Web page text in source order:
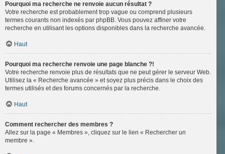
Pourquoi ma recherche ne renvoie aucun résultat ?
Votre recherche est probablement trop vague ou comprend plusieurs
termes courants non indexés par phpBB. Vous pouvez affiner votre
recherche en utilisant les options disponibles dans la recherche avancée.
Haut
Pourquoi ma recherche renvoie une page blanche ?!
Votre recherche renvoie plus de résultats que ne peut gérer le serveur Web.
Utilisez la « Recherche avancée » et soyez plus précis dans le choix des
termes utilisés et des forums concernés par la recherche.
Haut
Comment rechercher des membres ?
Allez sur la page « Membres », cliquez sur le lien « Rechercher un
membre ».